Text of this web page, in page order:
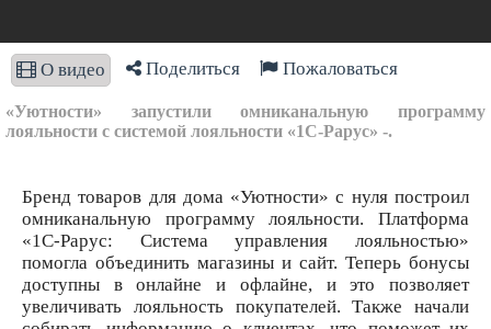
О видео Поделиться Пожаловаться
«Уютности» запустили омниканальную программу
лояльности с системой лояльности «1С-Рарус» -.
Бренд товаров для дома «Уютности» с нуля построил
омниканальную программу лояльности. Платформа
«1С-Рарус: Система управления лояльностью»
помогла объединить магазины и сайт. Теперь бонусы
доступны в онлайне и офлайне, и это позволяет
увеличивать лояльность покупателей. Также начали